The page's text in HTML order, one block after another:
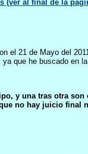
(ver al final de la
el 21 de Mayo del
que he buscado en
y una tras otra
no hay juicio